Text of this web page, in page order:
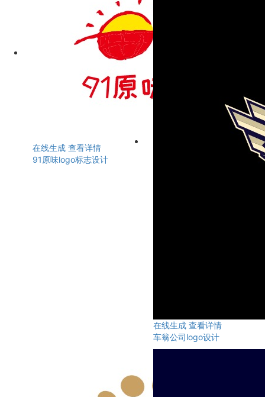
在线生成 查看详情
91原味logo标志设计
在线生成 查看详情
车翁公司logo设计